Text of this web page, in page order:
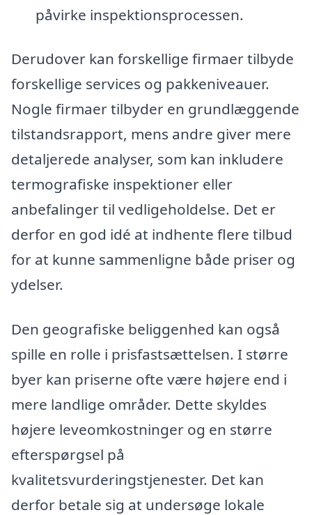
påvirke inspektionsprocessen.
Derudover kan forskellige firmaer tilbyde
forskellige services og pakkeniveauer.
Nogle firmaer tilbyder en grundlæggende
tilstandsrapport, mens andre giver mere
detaljerede analyser, som kan inkludere
termografiske inspektioner eller
anbefalinger til vedligeholdelse. Det er
derfor en god idé at indhente flere tilbud
for at kunne sammenligne både priser og
ydelser.
Den geografiske beliggenhed kan også
spille en rolle i prisfastsættelsen. I større
byer kan priserne ofte være højere end i
mere landlige områder. Dette skyldes
højere leveomkostninger og en større
efterspørgsel på
kvalitetsvurderingstjenester. Det kan
derfor betale sig at undersøge lokale